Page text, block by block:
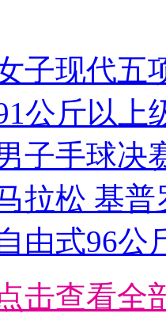
子现代五
公斤以上
子手球决
拉松 基
由式96公
击查看全